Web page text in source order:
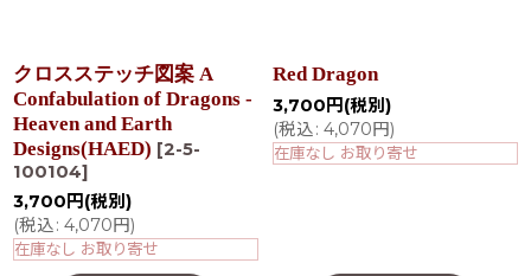
クロスステッチ図案 A
Confabulation of Dragons -
Heaven and Earth
Designs(HAED) [2-5-
100104]
3,700 円 (税別)
(税込: 4,070円)
在庫なし お取り寄せ
Red Dragon
3,700 円 (税別)
(税込: 4,070円)
在庫なし お取り寄せ